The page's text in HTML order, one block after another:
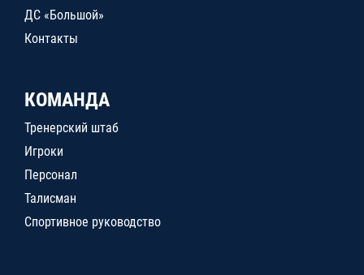
ДС «Большой»
Контакты
КОМАНДА
Тренерский штаб
Игроки
Персонал
Талисман
Спортивное руководство